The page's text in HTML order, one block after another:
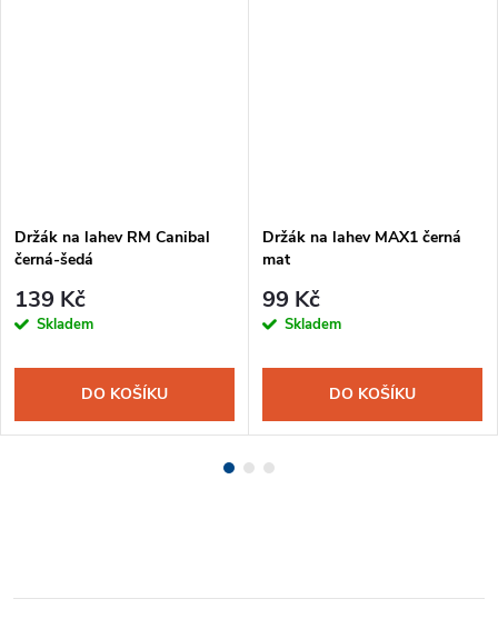
Držák na lahev RM Canibal
černá-šedá
139 Kč
Skladem
DO KOŠÍKU
Držák na lahev MAX1 černá
mat
99 Kč
Skladem
DO KOŠÍKU